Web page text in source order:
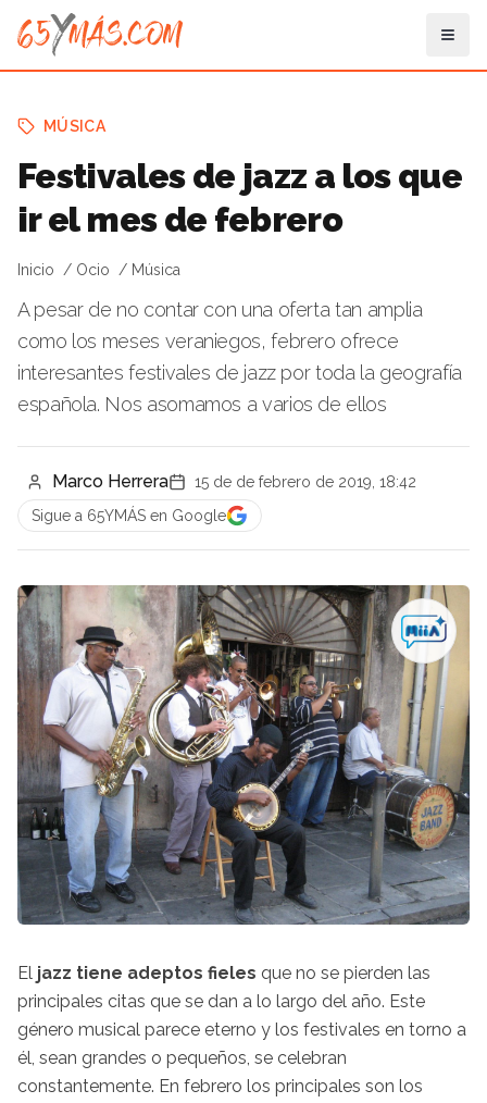
MÚSICA
Festivales de jazz a los que
ir el mes de febrero
Inicio Ocio Música
A pesar de no contar con una oferta tan amplia
como los meses veraniegos, febrero ofrece
interesantes festivales de jazz por toda la geografía
española. Nos asomamos a varios de ellos
Marco Herrera
15 de de febrero de 2019, 18:42
Sigue a 65YMÁS en Google
El jazz tiene adeptos fieles que no se pierden las
principales citas que se dan a lo largo del año. Este
género musical parece eterno y los festivales en torno a
él, sean grandes o pequeños, se celebran
constantemente. En febrero los principales son los